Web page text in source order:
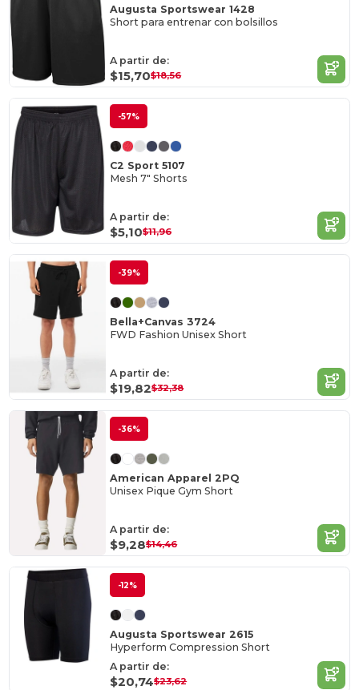
Augusta Sportswear 1428
Short para entrenar con bolsillos
A partir de:
$15,70$18,56
-57%
C2 Sport 5107
Mesh 7" Shorts
A partir de:
$5,10$11,96
-39%
Bella+Canvas 3724
FWD Fashion Unisex Short
A partir de:
$19,82$32,38
-36%
American Apparel 2PQ
Unisex Pique Gym Short
A partir de:
$9,28$14,46
-12%
Augusta Sportswear 2615
Hyperform Compression Short
A partir de:
$20,74$23,62